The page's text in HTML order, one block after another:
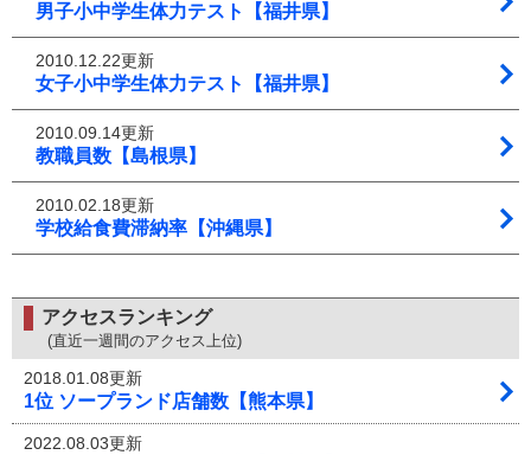
男子小中学生体力テスト【福井県】
2010.12.22更新
女子小中学生体力テスト【福井県】
2010.09.14更新
教職員数【島根県】
2010.02.18更新
学校給食費滞納率【沖縄県】
アクセスランキング
(直近一週間のアクセス上位)
2018.01.08更新
1位 ソープランド店舗数【熊本県】
2022.08.03更新